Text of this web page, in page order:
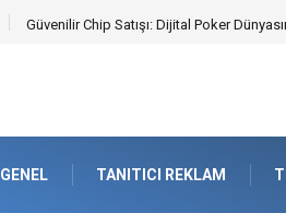
Bahçe Çiti Kültürü ve Modern Peyzaj
GENEL TANITICI REKLAM